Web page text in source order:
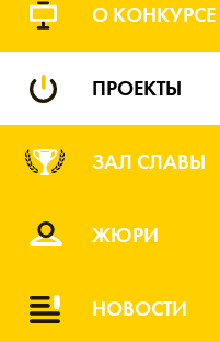
О КОНКУРСЕ
ПРОЕКТЫ
ЗАЛ СЛАВЫ
ЖЮРИ
НОВОСТИ